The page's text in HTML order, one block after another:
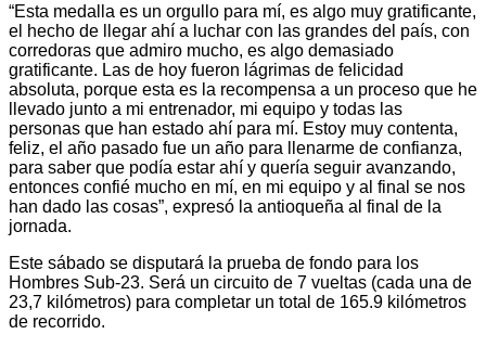
“Esta medalla es un orgullo para mí, es algo muy gratificante,
el hecho de llegar ahí a luchar con las grandes del país, con
corredoras que admiro mucho, es algo demasiado
gratificante. Las de hoy fueron lágrimas de felicidad
absoluta, porque esta es la recompensa a un proceso que he
llevado junto a mi entrenador, mi equipo y todas las
personas que han estado ahí para mí. Estoy muy contenta,
feliz, el año pasado fue un año para llenarme de confianza,
para saber que podía estar ahí y quería seguir avanzando,
entonces confié mucho en mí, en mi equipo y al final se nos
han dado las cosas”, expresó la antioqueña al final de la
jornada.
Este sábado se disputará la prueba de fondo para los
Hombres Sub-23. Será un circuito de 7 vueltas (cada una de
23,7 kilómetros) para completar un total de 165.9 kilómetros
de recorrido.